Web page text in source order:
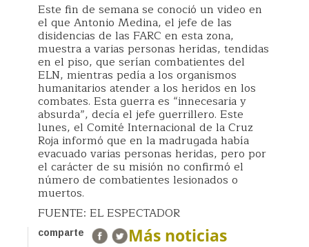
Este fin de semana se conoció un video en
el que Antonio Medina, el jefe de las
disidencias de las FARC en esta zona,
muestra a varias personas heridas, tendidas
en el piso, que serían combatientes del
ELN, mientras pedía a los organismos
humanitarios atender a los heridos en los
combates. Esta guerra es “innecesaria y
absurda”, decía el jefe guerrillero. Este
lunes, el Comité Internacional de la Cruz
Roja informó que en la madrugada había
evacuado varias personas heridas, pero por
el carácter de su misión no confirmó el
número de combatientes lesionados o
muertos.
FUENTE: EL ESPECTADOR
comparte Más noticias